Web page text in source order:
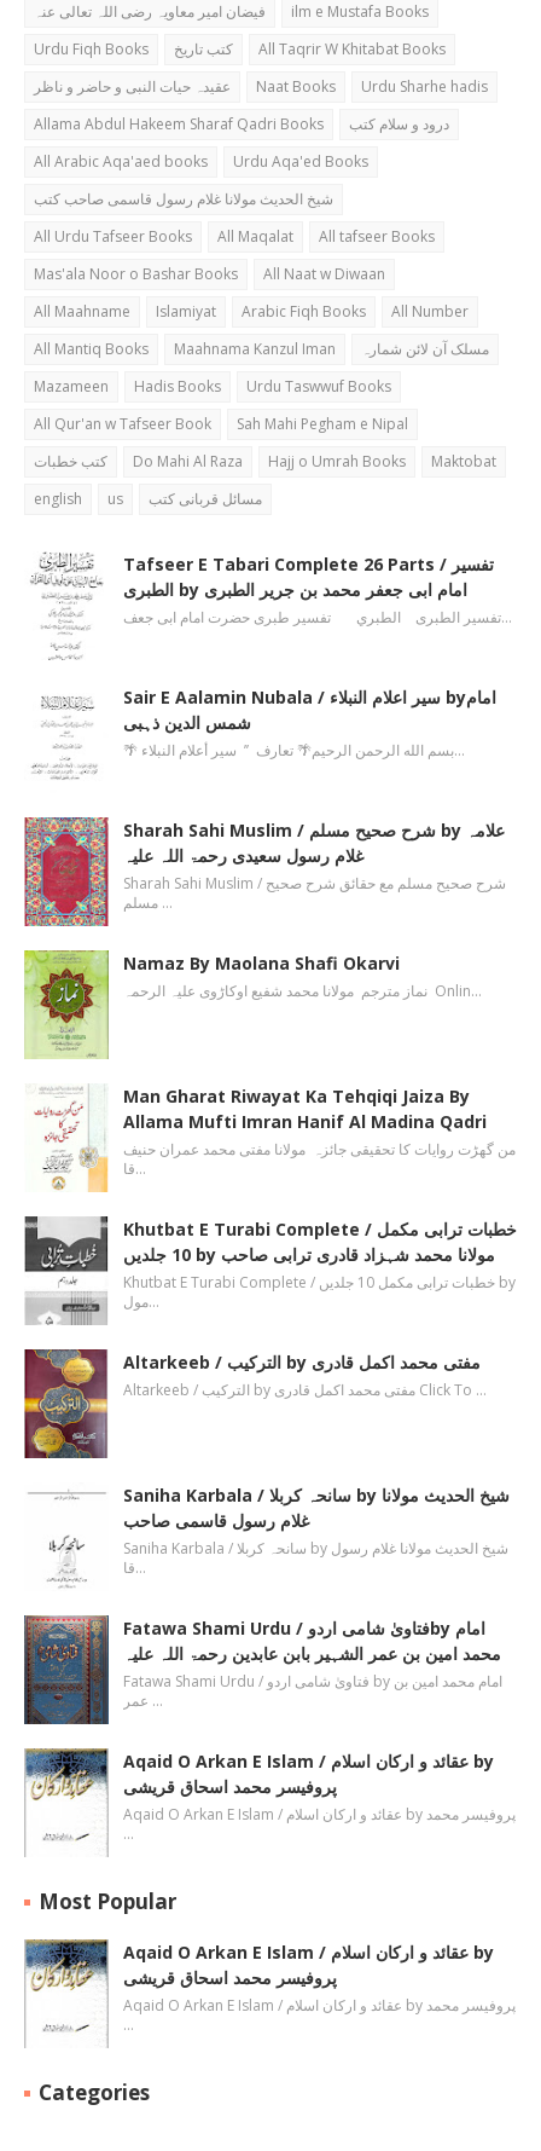
فیضان امیر معاویہ رضی اللہ تعالی عنہ
ilm e Mustafa Books
Urdu Fiqh Books
کتب تاریخ
All Taqrir W Khitabat Books
عقیدہ حیات النبی و حاضر و ناظر
Naat Books
Urdu Sharhe hadis
Allama Abdul Hakeem Sharaf Qadri Books
درود و سلام کتب
All Arabic Aqa'aed books
Urdu Aqa'ed Books
شیخ الحدیث مولانا غلام رسول قاسمی صاحب کتب
All Urdu Tafseer Books
All Maqalat
All tafseer Books
Mas'ala Noor o Bashar Books
All Naat w Diwaan
All Maahname
Islamiyat Arabic Fiqh Books
All Number
All Mantiq Books
Maahnama Kanzul Iman
مسلک آن لائن شمارہ
Mazameen
Hadis Books
Urdu Taswwuf Books
All Qur'an w Tafseer Book
Sah Mahi Pegham e Nipal
کتب خطبات
Do Mahi Al Raza Hajj o Umrah Books
Maktobat
english
us مسائل قربانی کتب
Tafseer E Tabari Complete 26 Parts / تفسیر
الطبری by امام ابی جعفر محمد بن جریر الطبری
تفسیر الطبری الطبري تفسیر طبری حضرت امام ابی جعف…
Sair E Aalamin Nubala / سیر اعلام النبلاء byامام
شمس الدین ذہبی
🌴 بسم الله الرحمن الرحیم🌴 تعارف ’’ سیر أعلام النبلاء…
Sharah Sahi Muslim / شرح صحیح مسلم by علامہ
غلام رسول سعیدی رحمۃ اللہ علیہ
Sharah Sahi Muslim / شرح صحیح مسلم مع حقائق شرح صحیح
مسلم …
Namaz By Maolana Shafi Okarvi
نماز مترجم مولانا محمد شفیع اوکاڑوی علیہ الرحمہ Onlin…
Man Gharat Riwayat Ka Tehqiqi Jaiza By
Allama Mufti Imran Hanif Al Madina Qadri
من گھڑت روایات کا تحقیقی جائزہ مولانا مفتی محمد عمران حنیف
قا…
Khutbat E Turabi Complete / خطبات ترابی مکمل
10 جلدیں by مولانا محمد شہزاد قادری ترابی صاحب
Khutbat E Turabi Complete / خطبات ترابی مکمل 10 جلدیں by
مول…
Altarkeeb / الترکیب by مفتی محمد اکمل قادری
Altarkeeb / الترکیب by مفتی محمد اکمل قادری Click To …
Saniha Karbala / سانحہ کربلا by شیخ الحدیث مولانا
غلام رسول قاسمی صاحب
Saniha Karbala / سانحہ کربلا by شیخ الحدیث مولانا غلام رسول
قا…
Fatawa Shami Urdu / فتاویٰ شامی اردوby امام
محمد امین بن عمر الشہیر بابن عابدین رحمۃ اللہ علیہ
Fatawa Shami Urdu / فتاویٰ شامی اردو by امام محمد امین بن
عمر …
Aqaid O Arkan E Islam / عقائد و ارکان اسلام by
پروفیسر محمد اسحاق قریشی
Aqaid O Arkan E Islam / عقائد و ارکان اسلام by پروفیسر محمد
…
Most Popular
Aqaid O Arkan E Islam / عقائد و ارکان اسلام by
پروفیسر محمد اسحاق قریشی
Aqaid O Arkan E Islam / عقائد و ارکان اسلام by پروفیسر محمد
…
Categories